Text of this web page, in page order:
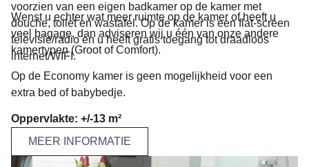
voorzien van een eigen badkamer op de kamer met
douche, toilet en wastafel. Op de kamer is een flat-screen
televisie/radio en u heeft gratis toegang tot draadloos
internet/WIFI.
Wenst u echter wat meer ruimte op de kamer of heeft u
veel bagage, dan adviseren wij u één van onze andere
kamertypen (Groot of Comfort).
Op de Economy kamer is geen mogelijkheid voor een
extra bed of babybedje.
Oppervlakte: +/-13 m²
MEER INFORMATIE